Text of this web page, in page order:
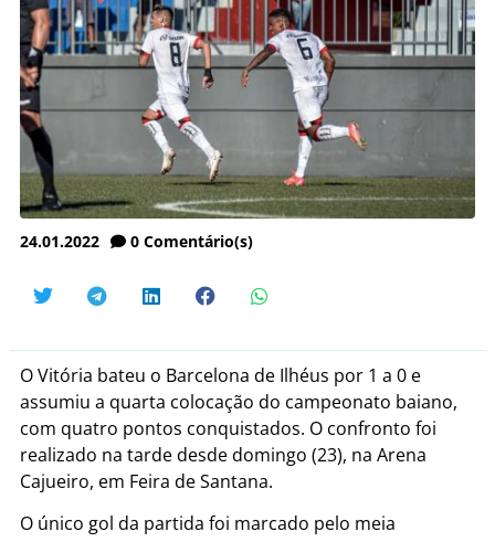
24.01.2022 0 Comentário(s)
O Vitória bateu o Barcelona de Ilhéus por 1 a 0 e
assumiu a quarta colocação do campeonato baiano,
com quatro pontos conquistados. O confronto foi
realizado na tarde desde domingo (23), na Arena
Cajueiro, em Feira de Santana.
O único gol da partida foi marcado pelo meia